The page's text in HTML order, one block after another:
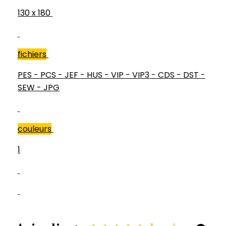
130 x 180
fichiers
PES - PCS - JEF - HUS - VIP - VIP3 - CDS - DST -
SEW - JPG
couleurs
1